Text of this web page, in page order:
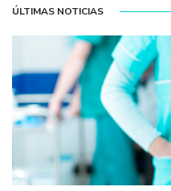
ÚLTIMAS NOTICIAS